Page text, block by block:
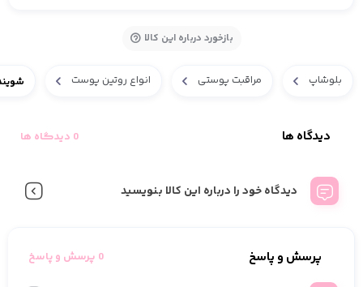
بازخورد درباره این کالا
بلوشاپ مراقبت پوستی انواع روتین پوست
دیدگاه ها 0 دیدگاه ها
دیدگاه خود را درباره این کالا بنویسید
پرسش و پاسخ 0 پرسش و پاسخ